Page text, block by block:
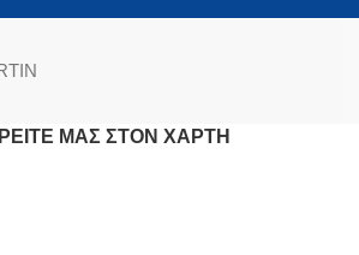
ΜΑΣ ΣΤΟΝ ΧΆΡΤΗ